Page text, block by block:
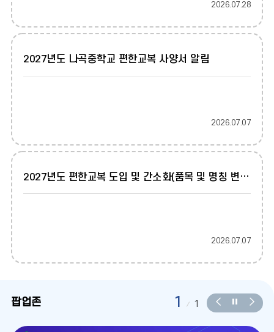
2026.07.28
2027년도 나곡중학교 편한교복 사양서 알림
2026.07.07
2027년도 편한교복 도입 및 간소화(품목 및 명칭 변경) 알림(업체용)
2026.07.07
팝업존 1 1
팝
팝
팝